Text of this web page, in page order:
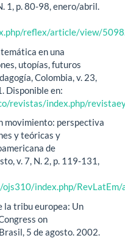
1, p. 80-98, enero/abril.
reflex/article/view/5098
en una
utopías, futuros
Colombia, v. 23,
Disponible en:
revistas/index.php/
movimiento: perspectiva
y teóricas y
de
v. 7, N. 2, p. 119-131,
index.php/
la tribu europea: Un
on
5 de agosto. 2002.